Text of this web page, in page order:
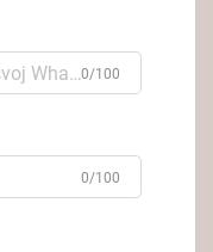
0/100
0/100